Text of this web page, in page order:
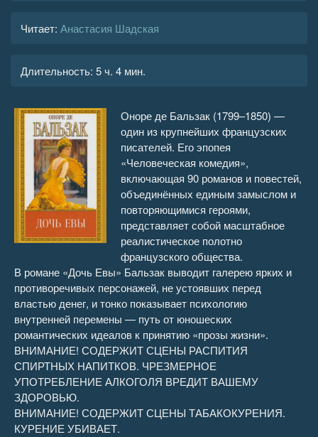
Читает: Анастасия Шадская
Длительность: 5 ч. 4 мин.
Оноре де Бальзак (1799–1850) —
один из крупнейших французских
писателей. Его эпопея
«Человеческая комедия»,
включающая 90 романов и повестей,
объединённых единым замыслом и
повторяющимися героями,
представляет собой масштабное
реалистическое полотно
французского общества.
В романе «Дочь Евы» Бальзак выводит галерею ярких и
противоречивых персонажей, не устоявших перед
властью денег, и тонко показывает психологию
внутренней перемены — путь от юношеских
романтических идеалов к принятию «прозы жизни».
ВНИМАНИЕ! СОДЕРЖИТ СЦЕНЫ РАСПИТИЯ
СПИРТНЫХ НАПИТКОВ. ЧРЕЗМЕРНОЕ
УПОТРЕБЛЕНИЕ АЛКОГОЛЯ ВРЕДИТ ВАШЕМУ
ЗДОРОВЬЮ.
ВНИМАНИЕ! СОДЕРЖИТ СЦЕНЫ ТАБАКОКУРЕНИЯ.
КУРЕНИЕ УБИВАЕТ.